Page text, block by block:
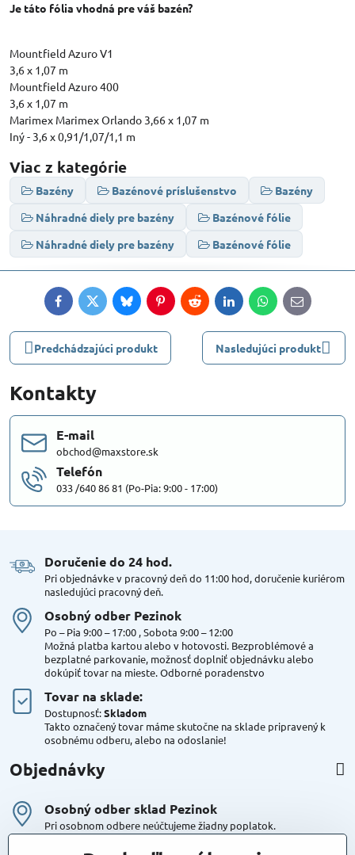
Je táto fólia vhodná pre váš bazén?
Mountfield Azuro V1
3,6 x 1,07 m
Mountfield Azuro 400
3,6 x 1,07 m
Marimex Marimex Orlando 3,66 x 1,07 m
Iný - 3,6 x 0,91/1,07/1,1 m
Viac z kategórie
Bazény Bazénové príslušenstvo
Bazény
Náhradné diely pre bazény
Bazénové fólie
Náhradné diely pre bazény
Bazénové fólie
FacebookTwitterBlueskyPinterestRedditLinkedInWhatsApp
E-
mail
Predchádzajúci produkt Nasledujúci produkt
Kontakty
E-mail
obchod@maxstore.sk
Telefón
033 /640 86 81 (Po-Pia: 9:00 - 17:00)
Doručenie do 24 hod​.
Pri objednávke v pracovný deň do 11:00 hod, doručenie kuriérom
nasledujúci pracovný deň.
Osobný odber Pezinok
Po – Pia 9:00 – 17:00 , Sobota 9:00 – 12:00
Možná platba kartou alebo v hotovosti. Bezproblémové a
bezplatné parkovanie, možnosť doplniť objednávku alebo
dokúpiť tovar na mieste. Odborné poradenstvo
Tovar na sklade:
Dostupnosť:Skladom
Takto označený tovar máme skutočne na sklade pripravený k
osobnému odberu, alebo na odoslanie!
Objednávky
Osobný odber sklad Pezinok
Pri osobnom odbere neúčtujeme žiadny poplatok.
Kuriér DPD , Geis